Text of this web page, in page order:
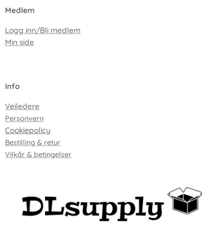
Medlem
Logg inn/Bli medlem
Min side
Info
Veiledere
Personvern
Cookiepolicy
Bestilling & retur
Vilkår & betingelser